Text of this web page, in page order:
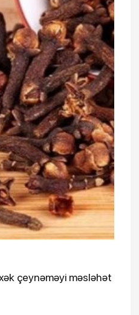
çeynəməyi məsləhət
yüzlərlə amfora olan
gəmi tapıldı